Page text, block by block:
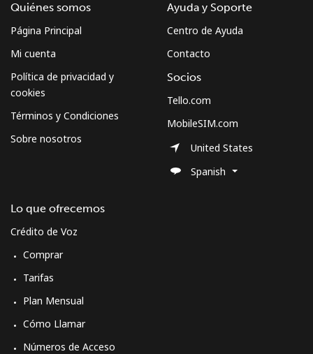
Quiénes somos
Página Principal
Mi cuenta
Política de privacidad y
cookies
Términos y Condiciones
Sobre nosotros
Lo que ofrecemos
Crédito de Voz
Comprar
Tarifas
Plan Mensual
Cómo Llamar
Números de Acceso
Ayuda y Soporte
Centro de Ayuda
Contacto
Socios
Tello.com
MobileSIM.com
United States
Spanish